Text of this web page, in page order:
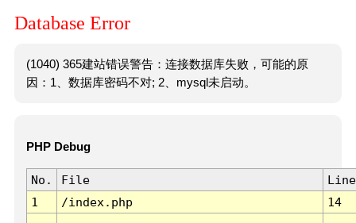
Database Error
(1040) 365建站错误警告：连接数据库失败，可能的原
因：1、数据库密码不对; 2、mysql未启动。
PHP Debug
No. File
Line
1
/index.php 14